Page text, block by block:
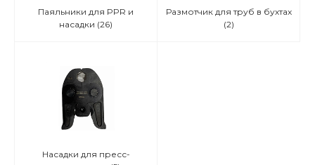
Паяльники для PPR и
насадки (26)
Размотчик для труб в бухтах
(2)
Насадки для пресс-